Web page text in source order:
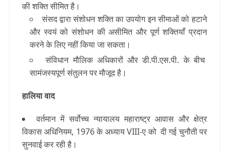
की शक्ति सीमित है।
संसद द्वारा संशोधन शक्ति का उपयोग इन सीमाओं को हटाने
और स्वयं को संशोधन की असीमित और पूर्ण शक्तियाँ प्रदान
करने के लिए नहीं किया जा सकता।
संविधान मौलिक अधिकारों और डी.पी.एस.पी. के बीच
सामंजस्यपूर्ण संतुलन पर मौजूद है।
हालिया वाद
वर्तमान में सर्वोच्च न्यायालय महाराष्ट्र आवास और क्षेत्र
विकास अधिनियम, 1976 के अध्याय VIII-ए को दी गई चुनौती पर
सुनवाई कर रही है।